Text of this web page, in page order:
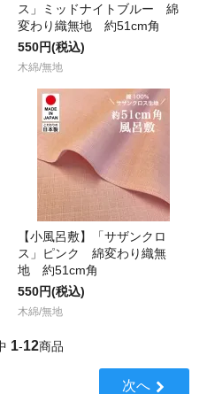
ス」ミッドナイトブルー 綿
変わり織無地 約51cm角
550円(税込)
木綿/無地
【小風呂敷】「サザンクロ
ス」ピンク 綿変わり織無
地 約51cm角
550円(税込)
木綿/無地
1-12商品
次へ